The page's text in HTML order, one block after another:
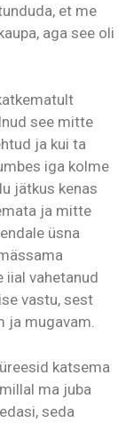
et me
aga see oli
see mitte
ja kui ta
iga kolme
jätkus kenas
ja mitte
üsna
iial vahetanud
vastu, sest
ja mugavam.
katsema
ma juba
seda